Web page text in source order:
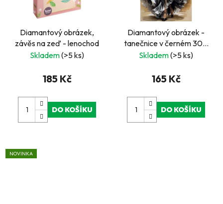
Diamantový obrázek,
závěs na zeď - lenochod
Skladem(>5 ks)
185 Kč
DO KOŠÍKU
Diamantový obrázek -
tanečnice v černém 30 x
40 cm
Skladem(>5 ks)
165 Kč
DO KOŠÍKU
NOVINKA